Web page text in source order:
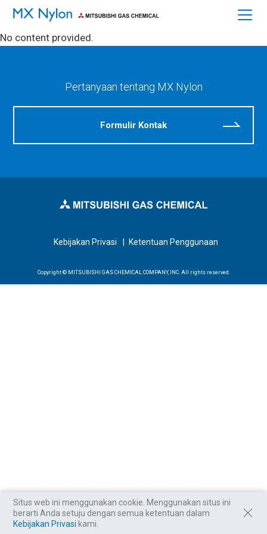
Tentang MX Nylon
Aplikasi
Keamanan dan Kebersihan
Kontak
No content provided.
Pertanyaan tentang MX Nylon
Formulir Kontak
Kebijakan Privasi Ketentuan Penggunaan
Copyright © MITSUBISHI GAS CHEMICAL COMPANY, INC. All rights reserved.
Situs web ini menggunakan cookie. Menggunakan situs ini
berarti Anda setuju dengan semua ketentuan dalam
Kebijakan Privasi kami.